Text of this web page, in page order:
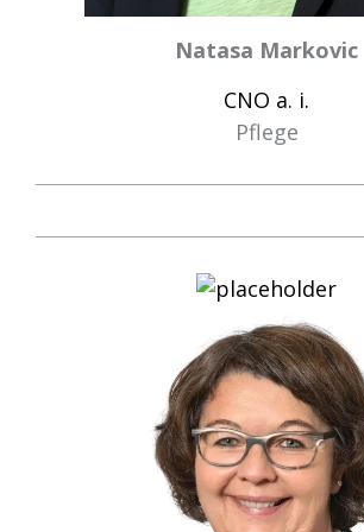
Natasa Markovic
CNO a. i.
Pflege